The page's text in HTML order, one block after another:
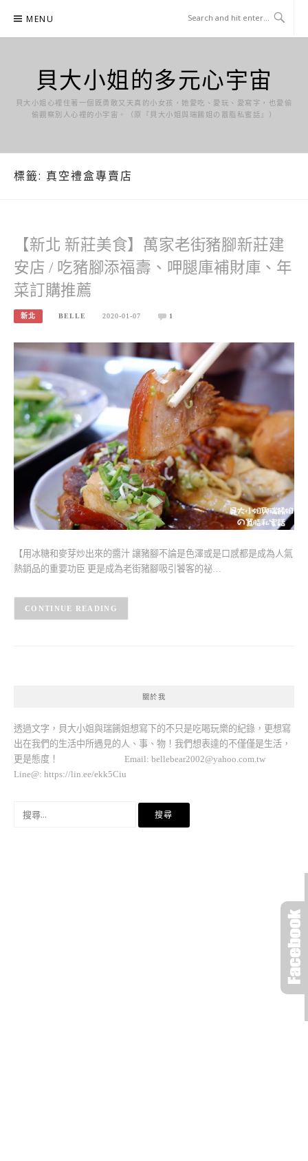
content
MENU
貝大小姐的多元心宇宙
貝大小姐心裡住著一個既勇敢又天真的小女孩，她愛吃、愛玩、愛寫字，也愛偷
偷觀察別人心裡的小宇宙。（原『貝大小姐與瑞餚姐の囂脂私蜜話』）
標籤: 真空禮盒專賣店
【新北 新莊美食】萬家老街豬腳新莊建
安店 / 吃豬腳添福壽、呷腿庫補財庫、年
菜訂購推薦
新北 BELLE 2020-01-07 1
【用冰糖和麥芽炒出來的醬汁 讓豬腳不論是色澤或是口感都是成為人氣
熱銷品的重要功臣 更是成為老街豬腳吸引饕客的祕…
CONTINUE READING
關於我
透過文字，貝大小姐與瑞餚姐想寫下的不只是吃喝玩樂的紀錄，更想寫
出在我們的生活中所遇見的人、事、物！我們想表達的不僅僅是生活，
更是態度！ Email: bellebear2002@yahoo.com.tw
Line@: https://lin.ee/ekk5Ciu